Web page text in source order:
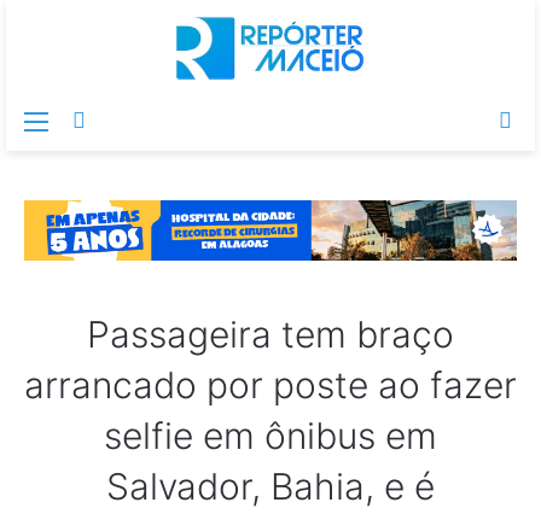
Menu
Passageira tem braço
arrancado por poste ao fazer
selfie em ônibus em
Salvador, Bahia, e é